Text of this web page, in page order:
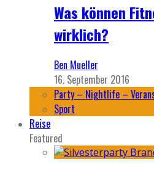
Was können
wirklich?
Ben Mueller
16. September 2016
Party – Nightlife –
Sport
Reise
Featured